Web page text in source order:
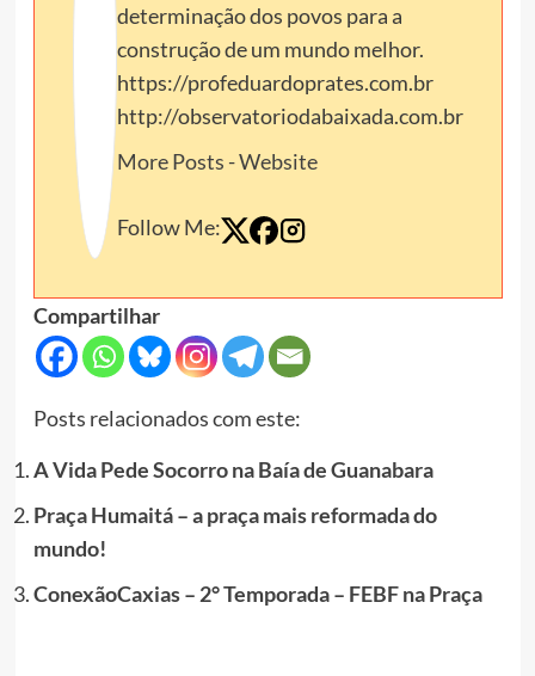
determinação dos povos para a
construção de um mundo melhor.
https://profeduardoprates.com.br
http://observatoriodabaixada.com.br
More Posts -Website
Follow Me:
Compartilhar
Posts relacionados com este:
A Vida Pede Socorro na Baía de Guanabara
Praça Humaitá – a praça mais reformada do
mundo!
ConexãoCaxias – 2° Temporada – FEBF na Praça